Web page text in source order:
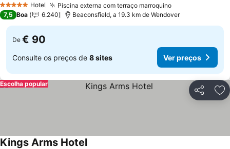
5 Estrelas Hotel Piscina externa com terraço marroquino
7,5 Boa 6.240 Beaconsfield, a 19.3 km de Wendover
De € 90
Consulte os preços de 8 sites Ver preços
Partilhar
Escolha popular
Kings Arms Hotel